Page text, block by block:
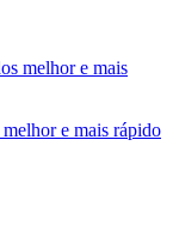
e mais rápido